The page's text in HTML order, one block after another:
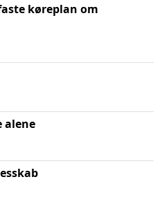
køreplan om
alene